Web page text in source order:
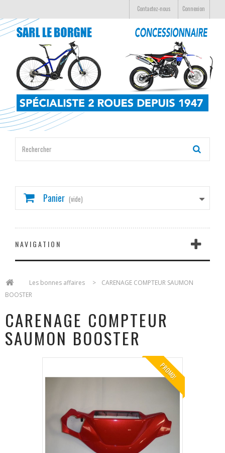
Connexion
Contactez-nous
Panier (vide)
NAVIGATION
Les bonnes affaires >
CARENAGE COMPTEUR SAUMON
BOOSTER
CARENAGE COMPTEUR
SAUMON BOOSTER
PROMO!